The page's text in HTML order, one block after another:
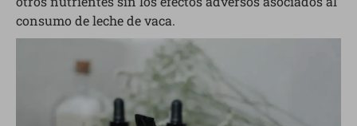
consumo de leche de vaca.